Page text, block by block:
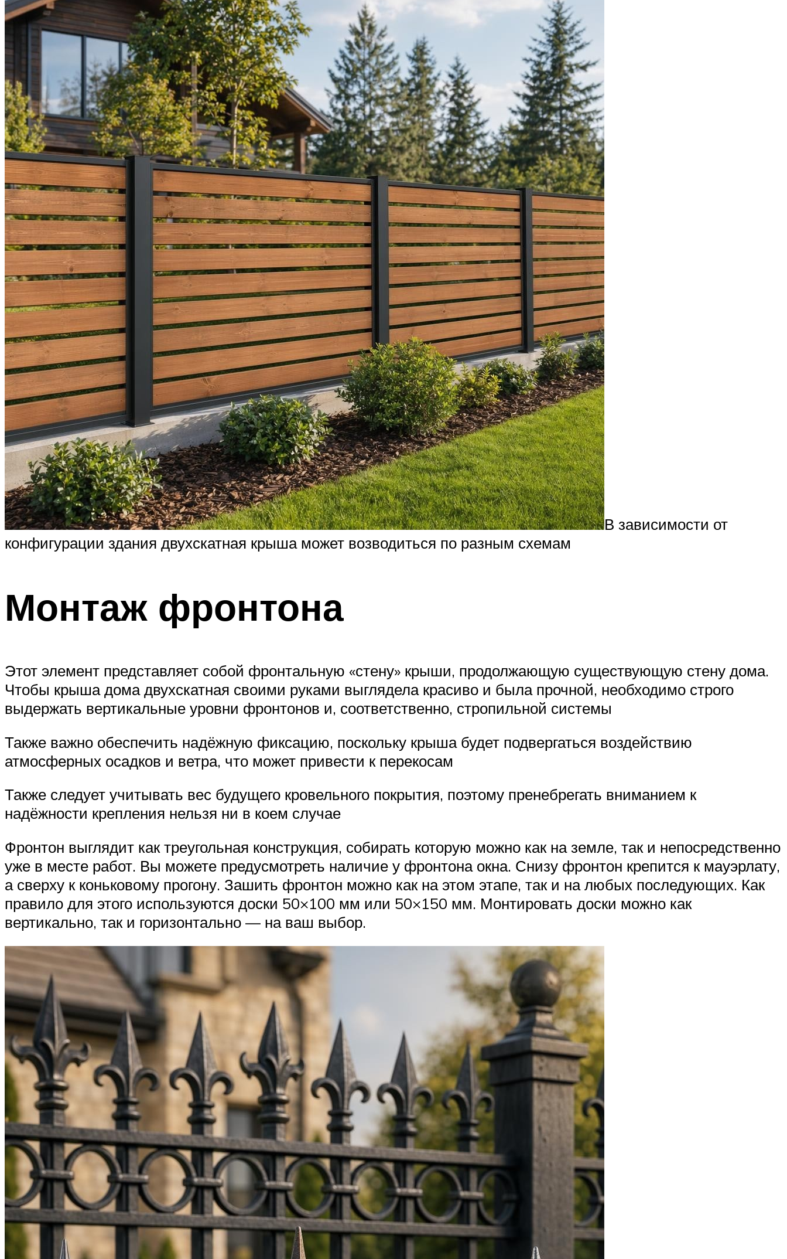
В зависимости от
конфигурации здания двухскатная крыша может возводиться по разным схемам
Монтаж фронтона
Этот элемент представляет собой фронтальную «стену» крыши, продолжающую существующую стену дома.
Чтобы крыша дома двухскатная своими руками выглядела красиво и была прочной, необходимо строго
выдержать вертикальные уровни фронтонов и, соответственно, стропильной системы
Также важно обеспечить надёжную фиксацию, поскольку крыша будет подвергаться воздействию
атмосферных осадков и ветра, что может привести к перекосам
Также следует учитывать вес будущего кровельного покрытия, поэтому пренебрегать вниманием к
надёжности крепления нельзя ни в коем случае
Фронтон выглядит как треугольная конструкция, собирать которую можно как на земле, так и непосредственно
уже в месте работ. Вы можете предусмотреть наличие у фронтона окна. Снизу фронтон крепится к мауэрлату,
а сверху к коньковому прогону. Зашить фронтон можно как на этом этапе, так и на любых последующих. Как
правило для этого используются доски 50×100 мм или 50×150 мм. Монтировать доски можно как
вертикально, так и горизонтально — на ваш выбор.